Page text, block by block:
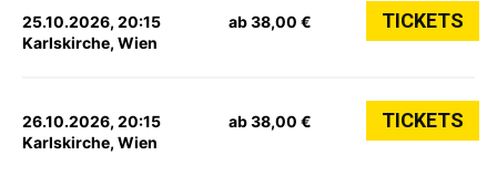
25.10.2026, 20:15
Karlskirche, Wien
ab 38,00 € TICKETS
26.10.2026, 20:15
Karlskirche, Wien
ab 38,00 € TICKETS